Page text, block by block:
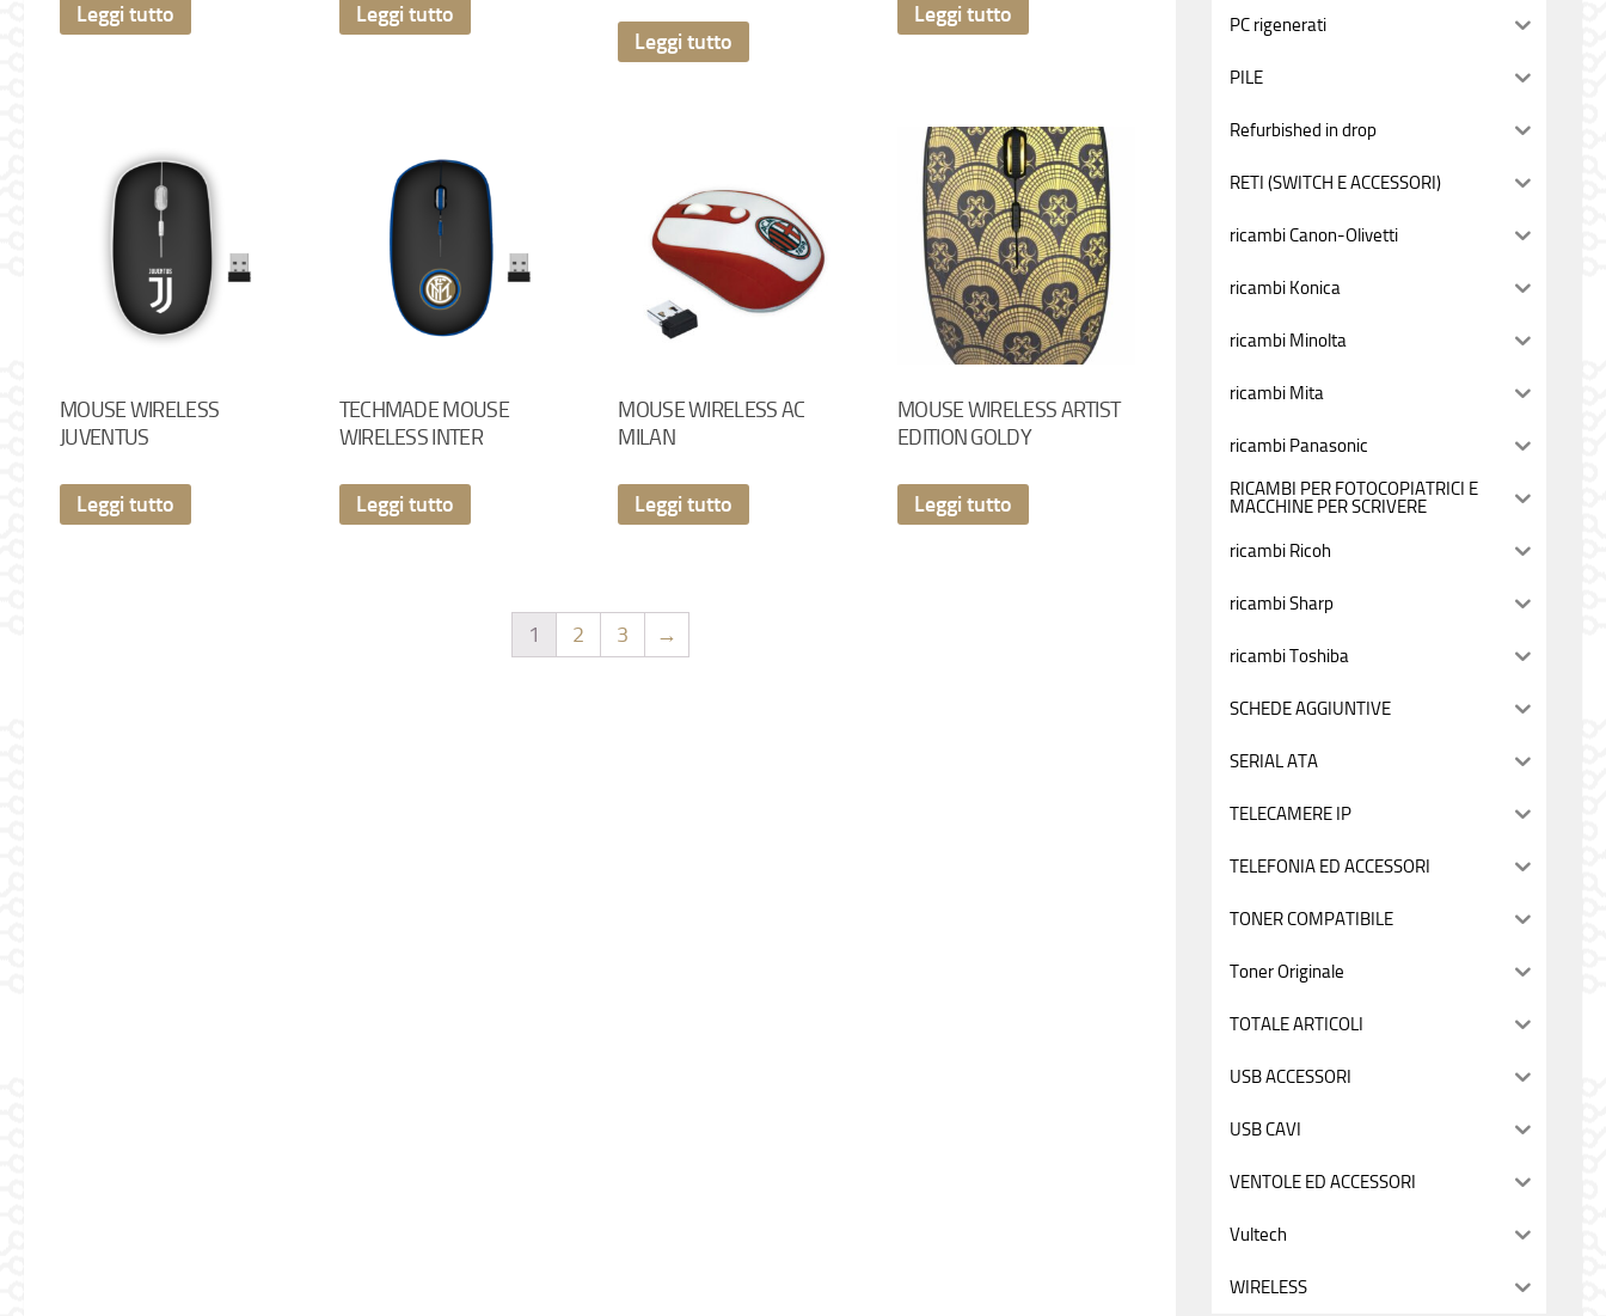
Leggi tutto Leggi tutto
Leggi tutto
Leggi tutto
MOUSE WIRELESS
JUVENTUS
Leggi tutto
TECHMADE MOUSE
WIRELESS INTER
Leggi tutto
MOUSE WIRELESS AC
MILAN
Leggi tutto
MOUSE WIRELESS ARTIST
EDITION GOLDY
Leggi tutto
1 2 3 →
PC rigenerati
PILE
Refurbished in drop
RETI (SWITCH E ACCESSORI)
ricambi Canon-Olivetti
ricambi Konica
ricambi Minolta
ricambi Mita
ricambi Panasonic
RICAMBI PER FOTOCOPIATRICI E
MACCHINE PER SCRIVERE
ricambi Ricoh
ricambi Sharp
ricambi Toshiba
SCHEDE AGGIUNTIVE
SERIAL ATA
TELECAMERE IP
TELEFONIA ED ACCESSORI
TONER COMPATIBILE
Toner Originale
TOTALE ARTICOLI
USB ACCESSORI
USB CAVI
VENTOLE ED ACCESSORI
Vultech
WIRELESS